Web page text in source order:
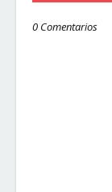
0 Comentarios